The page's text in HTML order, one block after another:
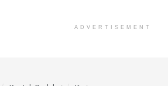
ADVERTISEMENT